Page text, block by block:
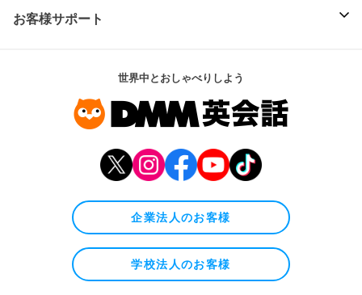
お客様サポート
世界中とおしゃべりしよう
企業法人のお客様
学校法人のお客様